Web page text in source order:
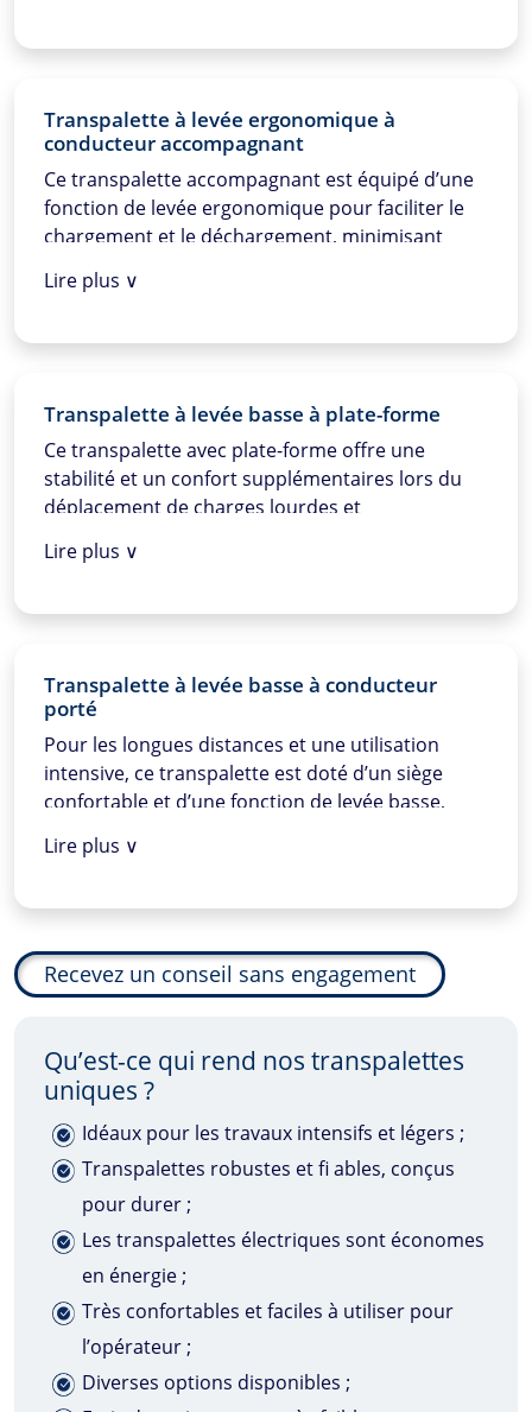
Transpalette à levée ergonomique à
conducteur accompagnant
Ce transpalette accompagnant est équipé d’une
fonction de levée ergonomique pour faciliter le
chargement et le déchargement, minimisant
Lire plus ∨
Transpalette à levée basse à plate-forme
Ce transpalette avec plate-forme offre une
stabilité et un confort supplémentaires lors du
déplacement de charges lourdes et
basse pour une polyvalence optimale.
Lire plus ∨
Transpalette à levée basse à conducteur
porté
Pour les longues distances et une utilisation
intensive, ce transpalette est doté d’un siège
confortable et d’une fonction de levée basse,
marchandises avec un minimum d’effort.
Lire plus ∨
Recevez un conseil sans engagement
Qu’est-ce qui rend nos transpalettes
uniques ?
Idéaux pour les travaux intensifs et légers ;
Transpalettes robustes et fi ables, conçus
pour durer ;
Les transpalettes électriques sont économes
en énergie ;
Très confortables et faciles à utiliser pour
l’opérateur ;
Diverses options disponibles ;